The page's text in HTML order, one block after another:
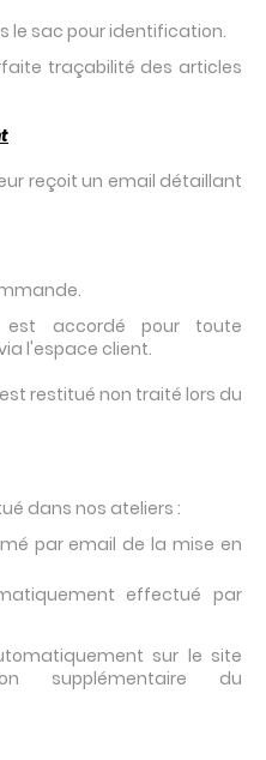
le sac pour identification.
traçabilité des articles
reçoit un email détaillant
accordé pour toute
l'espace client.
restitué non traité lors du
dans nos ateliers :
par email de la mise en
effectué par
sur le site
supplémentaire du